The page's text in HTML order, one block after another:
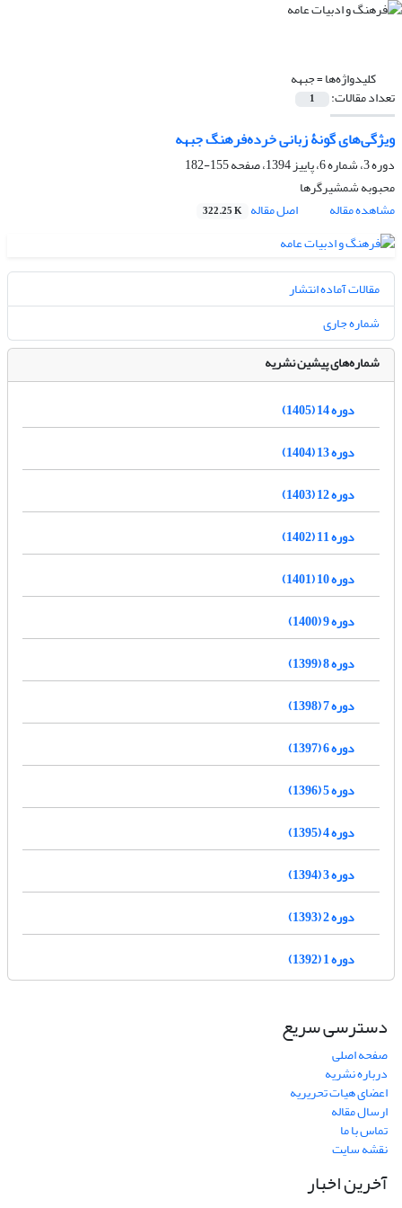
کلیدواژه‌ها =جبهه
تعداد مقالات: 1
ویژگی‌های گونۀ زبانی خرده‌فرهنگ جبهه
دوره 3، شماره 6، پاییز 1394، صفحه
155-182
محبوبه شمشیرگرها
مشاهده مقاله
اصل مقاله 322.25 K
مقالات آماده انتشار
شماره جاری
شماره‌های پیشین نشریه
دوره 14 (1405)
دوره 13 (1404)
دوره 12 (1403)
دوره 11 (1402)
دوره 10 (1401)
دوره 9 (1400)
دوره 8 (1399)
دوره 7 (1398)
دوره 6 (1397)
دوره 5 (1396)
دوره 4 (1395)
دوره 3 (1394)
دوره 2 (1393)
دوره 1 (1392)
دسترسی سریع
صفحه اصلی
درباره نشریه
اعضای هیات تحریریه
ارسال مقاله
تماس با ما
نقشه سایت
آخرین اخبار